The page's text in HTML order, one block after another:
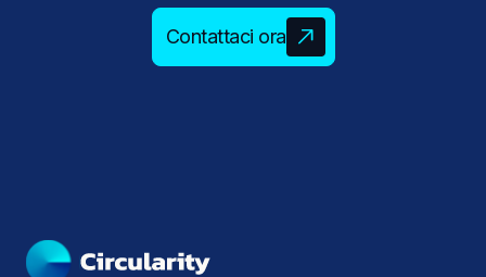
Contattaci ora